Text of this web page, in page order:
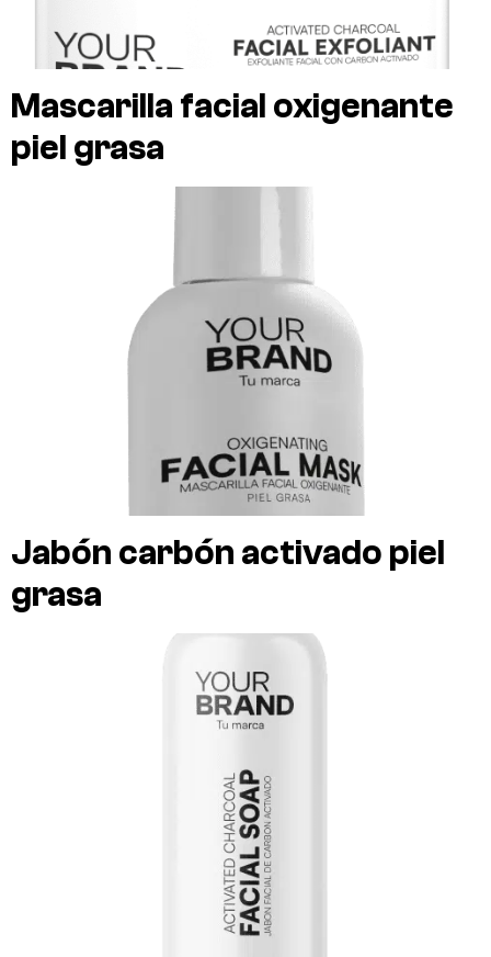
Mascarilla facial oxigenante
piel grasa
Jabón carbón activado piel
grasa